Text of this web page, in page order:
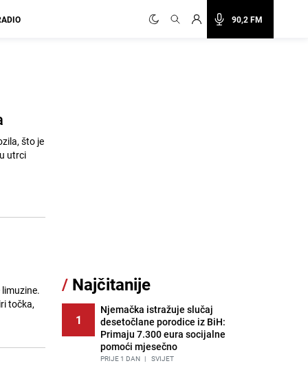
90,2 FM
što je
utrci
točka,
/ Najčitanije
1
Njemačka istražuje slučaj
desetočlane porodice iz BiH:
Primaju 7.300 eura socijalne
pomoći mjesečno
PRIJE 1 DAN | SVIJET